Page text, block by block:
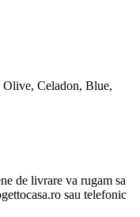
Celadon, Blue,
de livrare va rugam sa
sau telefonic